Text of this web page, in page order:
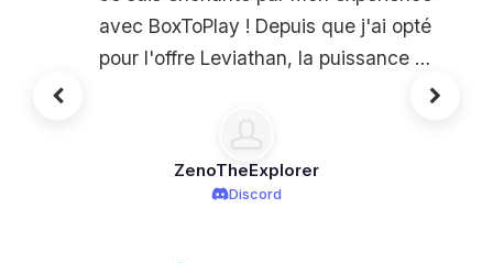
avec BoxToPlay ! Depuis que j'ai opté
pour l'offre Leviathan, la puissance de
simplement incroyable. Aucun lag
même lors des pics de connexion
avec mes amis. Leur interface
ZenoTheExplorer
Discord